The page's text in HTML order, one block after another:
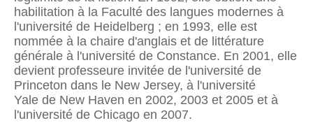
habilitation à la Faculté des langues modernes à
l'université de Heidelberg ; en 1993, elle est
nommée à la chaire d'anglais et de littérature
générale à l'université de Constance. En 2001, elle
devient professeure invitée de l'université de
Princeton dans le New Jersey, à l'université
Yale de New Haven en 2002, 2003 et 2005 et à
l'université de Chicago en 2007.